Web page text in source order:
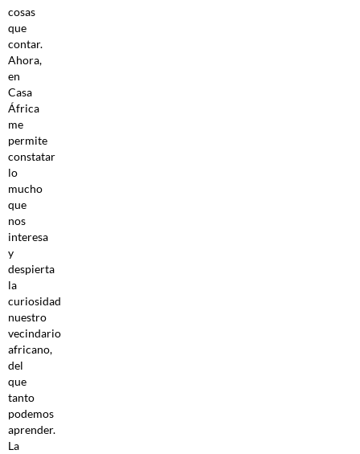
cosas
que
contar.
Ahora,
en
Casa
África
me
permite
constatar
lo
mucho
que
nos
interesa
y
despierta
la
curiosidad
nuestro
vecindario
africano,
del
que
tanto
podemos
aprender.
La